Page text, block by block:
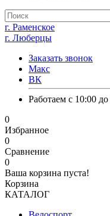
г. Раменское
г. Люберцы
Заказать звонок
Макс
ВК
Работаем с 10:00
0
Избранное
0
Сравнение
0
Ваша корзина пуста!
Корзина
КАТАЛОГ